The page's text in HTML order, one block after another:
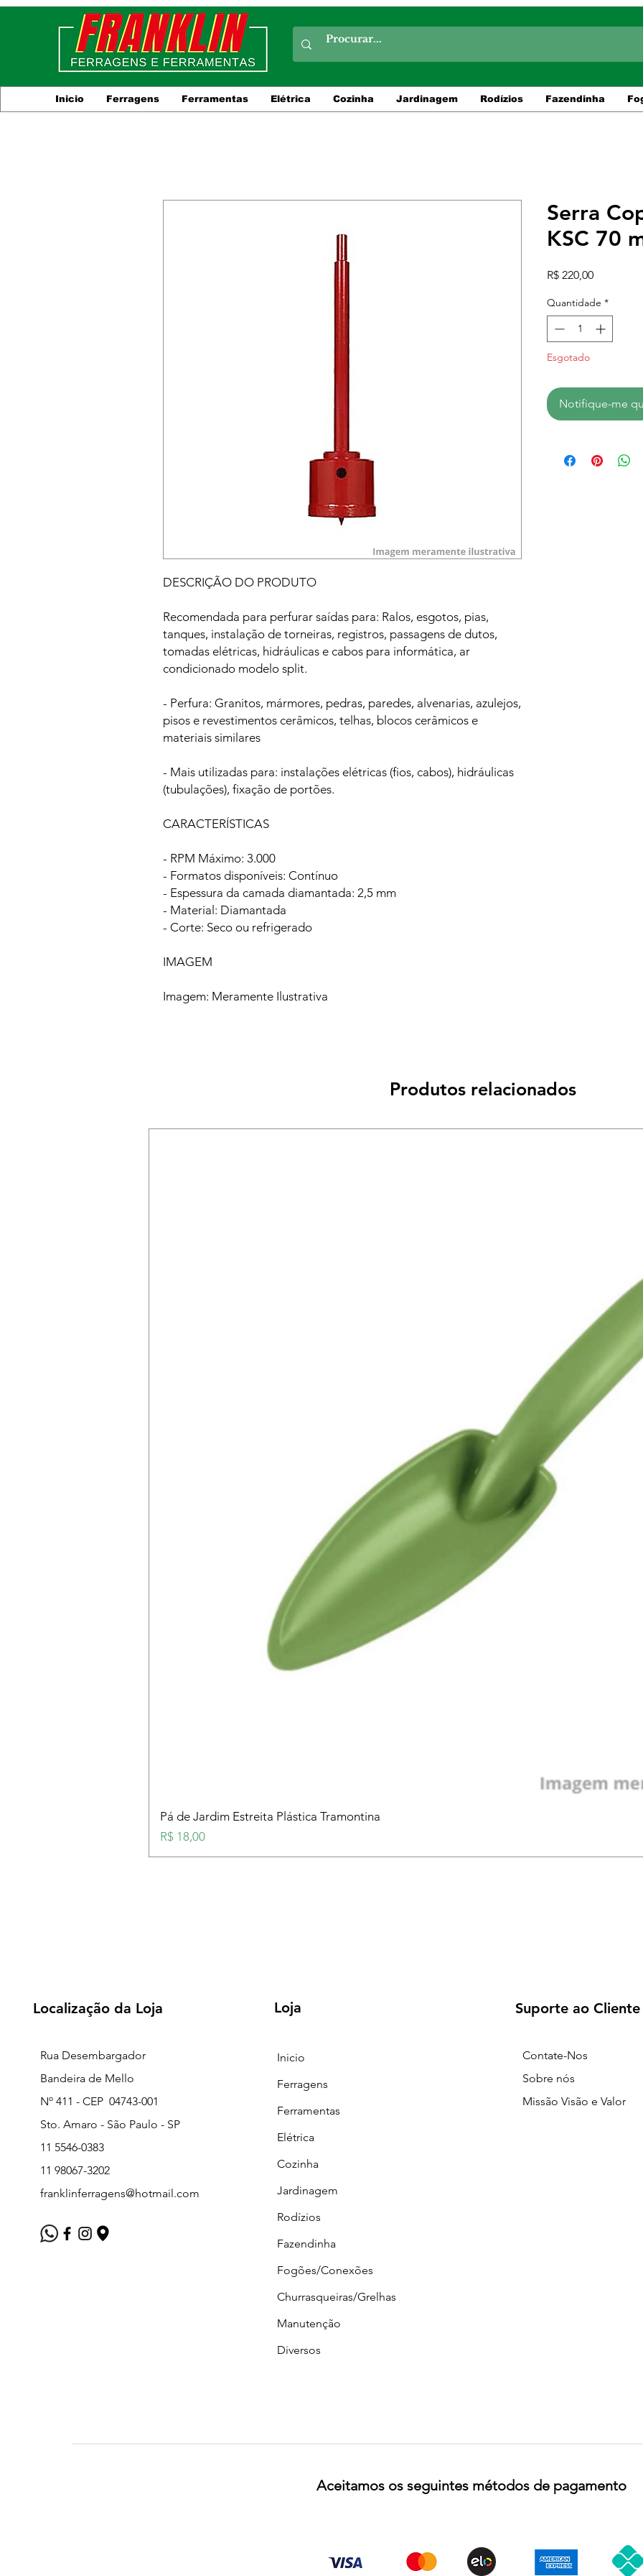
Inicio Ferragens Ferramentas Elétrica Cozinha Jardinagem Rodízios Fazendinha
DESCRIÇÃO DO PRODUTO
Recomendada para perfurar saídas para: Ralos, esgotos, pias,
tanques, instalação de torneiras, registros, passagens de dutos,
tomadas elétricas, hidráulicas e cabos para informática, ar
condicionado modelo split.
- Perfura: Granitos, mármores, pedras, paredes, alvenarias, azulejos,
pisos e revestimentos cerâmicos, telhas, blocos cerâmicos e
materiais similares
- Mais utilizadas para: instalações elétricas (fios, cabos), hidráulicas
(tubulações), fixação de portões.
CARACTERÍSTICAS
- RPM Máximo: 3.000
- Formatos disponíveis: Contínuo
- Espessura da camada diamantada: 2,5 mm
- Material: Diamantada
- Corte: Seco ou refrigerado
IMAGEM
Imagem: Meramente Ilustrativa
Serra
KSC 70
R$ 220,00Preço
Quantidade *
Esgotado
Notifique-me
Produtos relacionados
Pá de Jardim Estreita Plástica Tramontina
Preço
R$ 18,00
Localização da Loja
Rua Desembargador
Bandeira de Mello
Nº 411 - CEP 04743-001
Sto. Amaro - São Paulo - SP
11 5546-0383
11 98067-3202
franklinferragens@hotmail.com
Loja
Inicio
Ferragens
Ferramentas
Elétrica
Cozinha
Jardinagem
Rodízios
Fazendinha
Fogões/Conexões
Churrasqueiras/Grelhas
Manutenção
Diversos
Suporte ao Cliente
Contate-Nos
Sobre nós
Missão Visão e Valor
Aceitamos os seguintes métodos de pagamento